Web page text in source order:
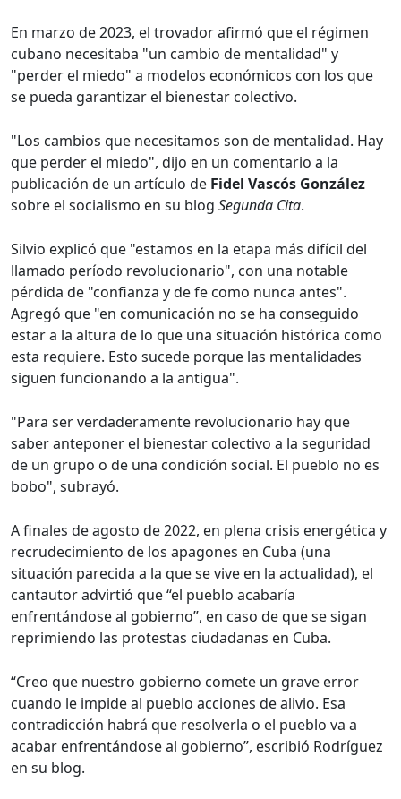
En marzo de 2023, el trovador afirmó que el régimen
cubano necesitaba "un cambio de mentalidad" y
"perder el miedo" a modelos económicos con los que
se pueda garantizar el bienestar colectivo.
"Los cambios que necesitamos son de mentalidad. Hay
que perder el miedo", dijo en un comentario a la
publicación de un artículo de Fidel Vascós González
sobre el socialismo en su blog Segunda Cita.
Silvio explicó que "estamos en la etapa más difícil del
llamado período revolucionario", con una notable
pérdida de "confianza y de fe como nunca antes".
Agregó que "en comunicación no se ha conseguido
estar a la altura de lo que una situación histórica como
esta requiere. Esto sucede porque las mentalidades
siguen funcionando a la antigua".
"Para ser verdaderamente revolucionario hay que
saber anteponer el bienestar colectivo a la seguridad
de un grupo o de una condición social. El pueblo no es
bobo", subrayó.
A finales de agosto de 2022, en plena crisis energética y
recrudecimiento de los apagones en Cuba (una
situación parecida a la que se vive en la actualidad), el
cantautor advirtió que “el pueblo acabaría
enfrentándose al gobierno”, en caso de que se sigan
reprimiendo las protestas ciudadanas en Cuba.
“Creo que nuestro gobierno comete un grave error
cuando le impide al pueblo acciones de alivio. Esa
contradicción habrá que resolverla o el pueblo va a
acabar enfrentándose al gobierno”, escribió Rodríguez
en su blog.